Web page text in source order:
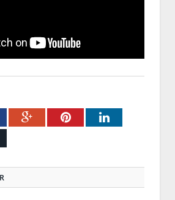
Google+PinterestLinkedIn